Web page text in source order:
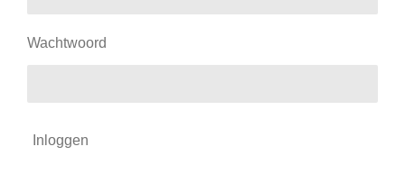
Wachtwoord
Inloggen